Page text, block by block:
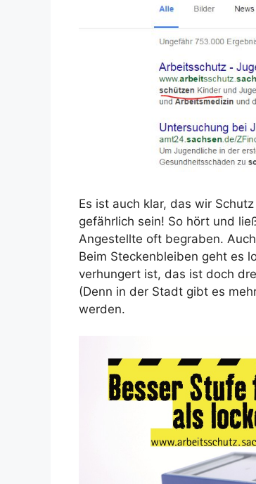
Es ist auch klar, das wir
gefährlich sein! So hört und
Angestellte oft begraben.
Beim Steckenbleiben geht es
verhungert ist, das ist doch
(Denn in der Stadt gibt es
werden.